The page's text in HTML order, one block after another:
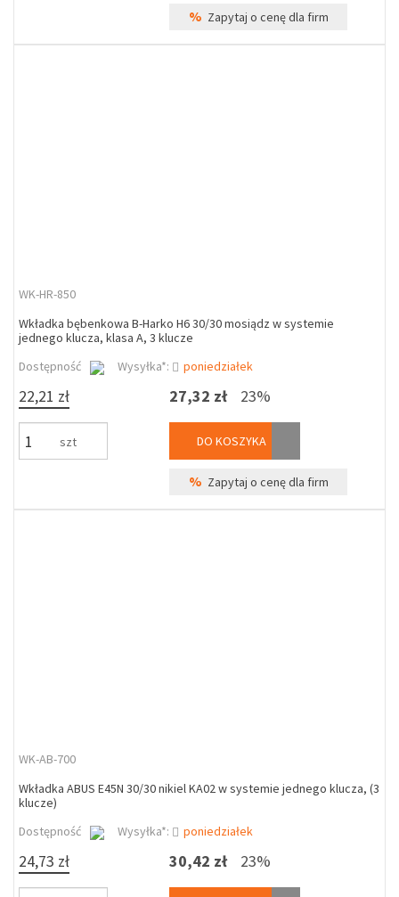
% Zapytaj o cenę dla firm
WK-HR-850
Wkładka bębenkowa B-Harko H6 30/30 mosiądz w systemie
jednego klucza, klasa A, 3 klucze
Dostępność
Wysyłka*: poniedziałek
22,21 zł
szt
27,32 zł 23%
DO KOSZYKA
% Zapytaj o cenę dla firm
WK-AB-700
Wkładka ABUS E45N 30/30 nikiel KA02 w systemie jednego klucza, (3
klucze)
Dostępność
Wysyłka*: poniedziałek
24,73 zł 30,42 zł 23%